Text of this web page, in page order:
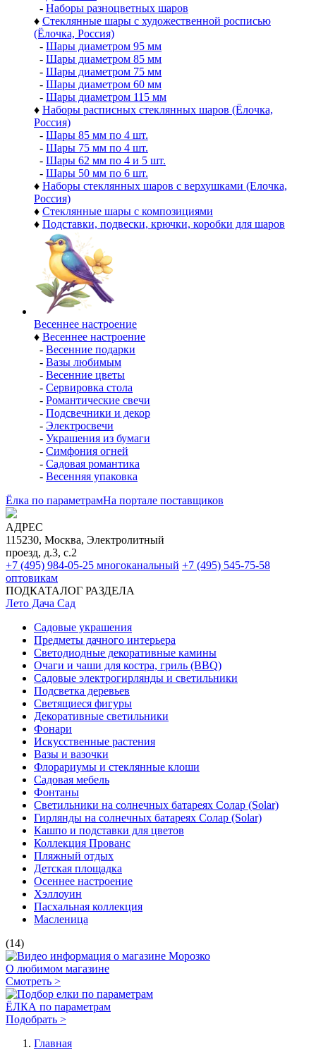
- Наборы разноцветных шаров
♦ Стеклянные шары с художественной росписью
(Ёлочка, Россия)
- Шары диаметром 95 мм
- Шары диаметром 85 мм
- Шары диаметром 75 мм
- Шары диаметром 60 мм
- Шары диаметром 115 мм
♦ Наборы расписных стеклянных шаров (Ёлочка,
Россия)
- Шары 85 мм по 4 шт.
- Шары 75 мм по 4 шт.
- Шары 62 мм по 4 и 5 шт.
- Шары 50 мм по 6 шт.
♦ Наборы стеклянных шаров с верхушками (Елочка,
Россия)
♦ Стеклянные шары с композициями
♦ Подставки, подвески, крючки, коробки для шаров
Весеннее настроение
♦ Весеннее настроение
- Весенние подарки
- Вазы любимым
- Весенние цветы
- Сервировка стола
- Романтические свечи
- Подсвечники и декор
- Электросвечи
- Украшения из бумаги
- Симфония огней
- Садовая романтика
- Весенняя упаковка
Ёлка по параметрамНа портале поставщиков
АДРЕС
115230, Москва, Электролитный
проезд, д.3, с.2
+7 (495) 984-05-25 многоканальный +7 (495) 545-75-58
оптовикам
ПОДКАТАЛОГ РАЗДЕЛА
Лето Дача Сад
Садовые украшения
Предметы дачного интерьера
Светодиодные декоративные камины
Очаги и чаши для костра, гриль (BBQ)
Садовые электрогирлянды и светильники
Подсветка деревьев
Светящиеся фигуры
Декоративные светильники
Фонари
Искусственные растения
Вазы и вазочки
Флорариумы и стеклянные клоши
Садовая мебель
Фонтаны
Светильники на солнечных батареях Солар (Solar)
Гирлянды на солнечных батареях Солар (Solar)
Кашпо и подставки для цветов
Коллекция Прованс
Пляжный отдых
Детская площадка
Осеннее настроение
Хэллоуин
Пасхальная коллекция
Масленица
(14)
О любимом магазине
Смотреть >
ЁЛКА по параметрам
Подобрать >
Главная